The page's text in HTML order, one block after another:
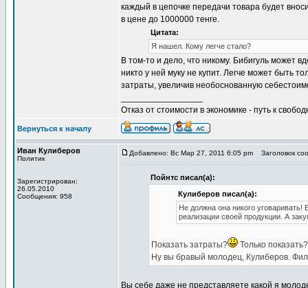
каждый в цепочке передачи товара будет
в цене до 1000000 тенге.
Цитата:
Я нашел. Кому легче стало?
В том-то и дело, что никому. Бибигуль может
никто у ней муку не купит. Легче может быть
затраты, увеличив необоснованную
Отказ от стоимости в экономике - путь к
Вернуться к началу
Иван Кулиберов
Политик
Зарегистрирован:
26.05.2010
Сообщения: 958
Добавлено: Вс Мар 27, 2011 6:05 pm Заголовок
Пойнтс писал(а):
Кулиберов писал(а):
Не должна она никого
реализации своей продукции. А
Показать затраты?
Только
Ну вы бравый молодец, Кулиберов.
Вы себе даже не представляете какой я